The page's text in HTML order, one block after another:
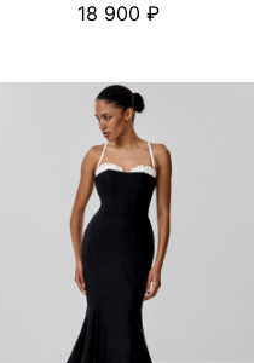
платье
принтом.
Цвет
пудровый
платье
принтом.
Цвет
Черный
18 900